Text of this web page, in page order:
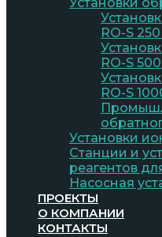
RO-S
RO-S
RO-S
Установки
Станции и
реагентов
Насосная
ПРОЕКТЫ
О КОМПАНИИ
КОНТАКТЫ